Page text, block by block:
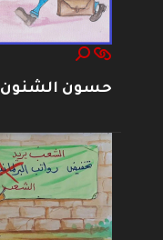
حسون الشنون